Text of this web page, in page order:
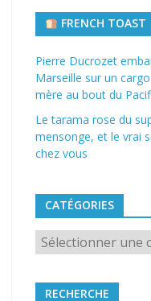
FRENCH TOAST
Pierre Ducrozet
Marseille sur un
mère au bout du
Le tarama rose du
mensonge, et le vrai
chez vous
CATÉGORIES
Catégories
RECHERCHE